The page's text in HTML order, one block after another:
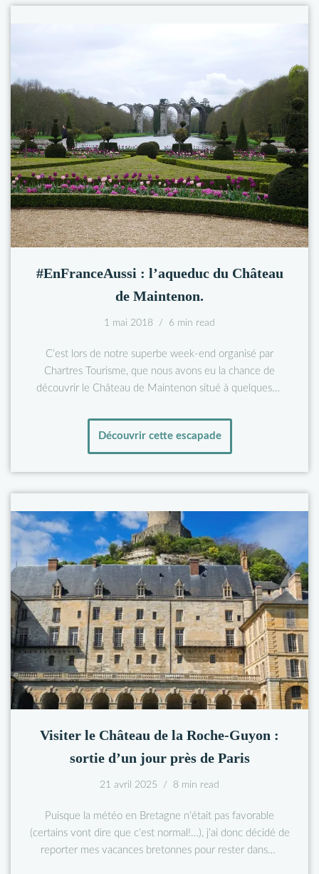
#EnFranceAussi : l’aqueduc du Château
de Maintenon.
1 mai 2018 6 min read
C’est lors de notre superbe week-end organisé par
Chartres Tourisme, que nous avons eu la chance de
découvrir le Château de Maintenon situé à quelques…
Découvrir cette escapade
Visiter le Château de la Roche-Guyon :
sortie d’un jour près de Paris
21 avril 2025 8 min read
Puisque la météo en Bretagne n’était pas favorable
(certains vont dire que c’est normal!…), j’ai donc décidé de
reporter mes vacances bretonnes pour rester dans…